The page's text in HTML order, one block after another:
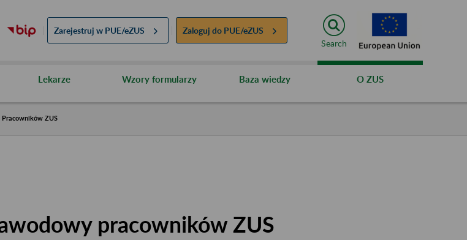
Zarejestruj w PUE/eZUS Zaloguj do PUE/eZUS
Search
Lekarze Wzory formularzy Baza wiedzy O ZUS
ZUS
pracowników ZUS